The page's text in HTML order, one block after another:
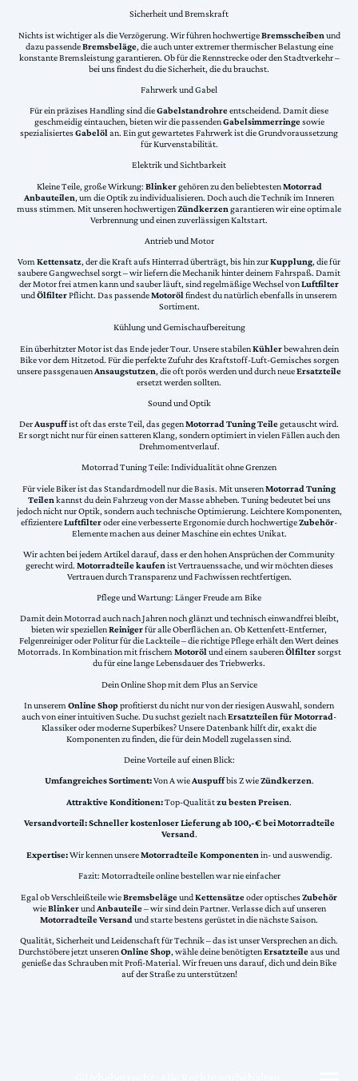
Sicherheit und Bremskraft
Nichts ist wichtiger als die Verzögerung. Wir führen hochwertigeBremsscheiben und
dazu passendeBremsbeläge, die auch unter extremer thermischer Belastung eine
konstante Bremsleistung garantieren. Ob für die Rennstrecke oder den Stadtverkehr –
bei uns findest du die Sicherheit, die du brauchst.
Fahrwerk und Gabel
Für ein präzises Handling sind dieGabelstandrohreentscheidend. Damit diese
geschmeidig eintauchen, bieten wir die passendenGabelsimmerringesowie
spezialisiertesGabelölan. Ein gut gewartetes Fahrwerk ist die Grundvoraussetzung
für Kurvenstabilität.
Elektrik und Sichtbarkeit
Kleine Teile, große Wirkung: Blinkergehören zu den beliebtestenMotorrad
Anbauteilen, um die Optik zu individualisieren. Doch auch die Technik im Inneren
muss stimmen. Mit unseren hochwertigenZündkerzen garantieren wir eine optimale
Verbrennung und einen zuverlässigen Kaltstart.
Antrieb und Motor
VomKettensatz, der die Kraft aufs Hinterrad überträgt, bis hin zurKupplung, die für
saubere Gangwechsel sorgt – wir liefern die Mechanik hinter deinem Fahrspaß. Damit
der Motor frei atmen kann und sauber läuft, sind regelmäßige Wechsel vonLuftfilter
undÖlfilterPflicht. Das passendeMotorölfindest du natürlich ebenfalls in unserem
Sortiment.
Kühlung und Gemischaufbereitung
Ein überhitzter Motor ist das Ende jeder Tour. Unsere stabilenKühlerbewahren dein
Bike vor dem Hitzetod. Für die perfekte Zufuhr des Kraftstoff-Luft-Gemisches sorgen
unsere passgenauenAnsaugstutzen, die oft porös werden und durch neueErsatzteile
ersetzt werden sollten.
Sound und Optik
DerAuspuffist oft das erste Teil, das gegenMotorrad Tuning Teilegetauscht wird.
Er sorgt nicht nur für einen satteren Klang, sondern optimiert in vielen Fällen auch den
Drehmomentverlauf.
Motorrad Tuning Teile: Individualität ohne Grenzen
Für viele Biker ist das Standardmodell nur die Basis. Mit unserenMotorrad Tuning
Teilen kannst du dein Fahrzeug von der Masse abheben. Tuning bedeutet bei uns
jedoch nicht nur Optik, sondern auch technische Optimierung. Leichtere Komponenten,
effizientereLuftfilteroder eine verbesserte Ergonomie durch hochwertigeZubehör-
Elemente machen aus deiner Maschine ein echtes Unikat.
Wir achten bei jedem Artikel darauf, dass er den hohen Ansprüchen der Community
gerecht wird. Motorradteile kaufen ist Vertrauenssache, und wir möchten dieses
Vertrauen durch Transparenz und Fachwissen rechtfertigen.
Pflege und Wartung: Länger Freude am Bike
Damit dein Motorrad auch nach Jahren noch glänzt und technisch einwandfrei bleibt,
bieten wir speziellenReinigerfür alle Oberflächen an. Ob Kettenfett-Entferner,
Felgenreiniger oder Politur für die Lackteile – die richtige Pflege erhält den Wert deines
Motorrads. In Kombination mit frischemMotorölund einem sauberenÖlfiltersorgst
du für eine lange Lebensdauer des Triebwerks.
Dein Online Shop mit dem Plus an Service
In unserem Online Shopprofitierst du nicht nur von der riesigen Auswahl, sondern
auch von einer intuitiven Suche. Du suchst gezielt nachErsatzteilen für Motorrad-
Klassiker oder moderne Superbikes? Unsere Datenbank hilft dir, exakt die
Komponenten zu finden, die für dein Modell zugelassen sind.
Deine Vorteile auf einen Blick:
Umfangreiches Sortiment:Von A wieAuspuffbis Z wieZündkerzen.
Attraktive Konditionen:Top-Qualitätzu besten Preisen.
Versandvorteil:Schneller kostenloser Lieferung ab 100,-€ bei Motorradteile
Versand.
Expertise:Wir kennen unsereMotorradteile Komponentenin- und auswendig.
Fazit: Motorradteile online bestellen war nie einfacher
Egal ob Verschleißteile wieBremsbelägeundKettensätzeoder optischesZubehör
wieBlinkerundAnbauteile– wir sind dein Partner. Verlasse dich auf unseren
Motorradteile Versand und starte bestens gerüstet in die nächste Saison.
Qualität, Sicherheit und Leidenschaft für Technik – das ist unser Versprechen an dich.
Durchstöbere jetzt unserenOnline Shop, wähle deine benötigtenErsatzteileaus und
genieße das Schrauben mit Profi-Material. Wir freuen uns darauf, dich und dein Bike
auf der Straße zu unterstützen!